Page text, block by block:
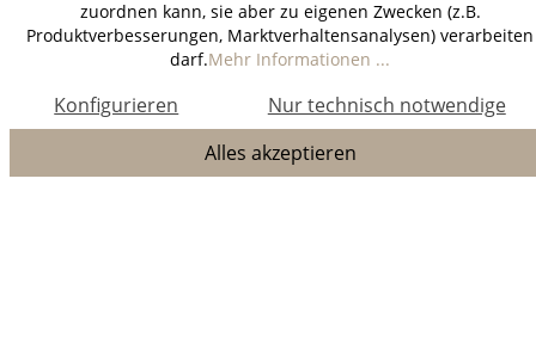
zuordnen kann, sie aber zu eigenen Zwecken (z.B.
Produktverbesserungen, Marktverhaltensanalysen) verarbeiten
darf.Mehr Informationen ...
Nur technisch notwendige
Konfigurieren
Alles akzeptieren